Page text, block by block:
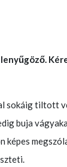
sokáig
buja
képes